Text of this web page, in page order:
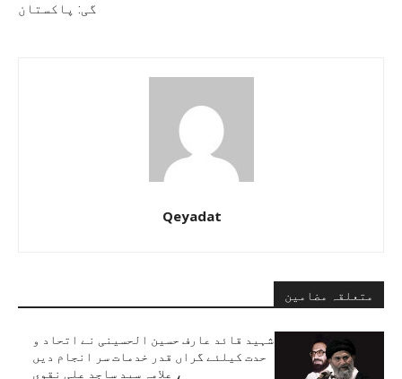
گی: پاکستان
Qeyadat
متعلقہ مضامین
شہید قائد عارف حسین الحسینی نے اتحاد و
حدت کیلئے گراں قدر خدمات سر انجام دیں
، علامہ سید ساجد علی نقوی